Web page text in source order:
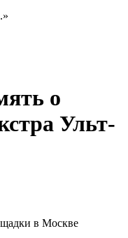
о
Ульт-
в Москве